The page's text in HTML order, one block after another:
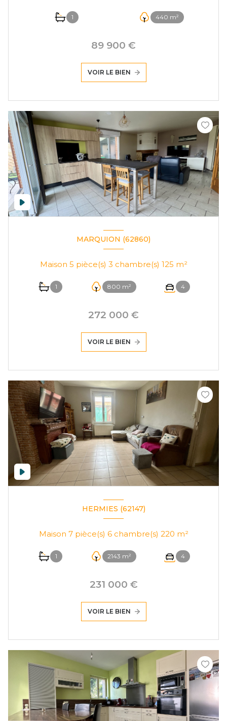
1 440 m²
89 900 €
VOIR LE BIEN
MARQUION (62860)
Maison 5 pièce(s) 3 chambre(s) 125 m²
1 800 m² 4
272 000 €
VOIR LE BIEN
HERMIES (62147)
Maison 7 pièce(s) 6 chambre(s) 220 m²
1 2143 m² 4
231 000 €
VOIR LE BIEN